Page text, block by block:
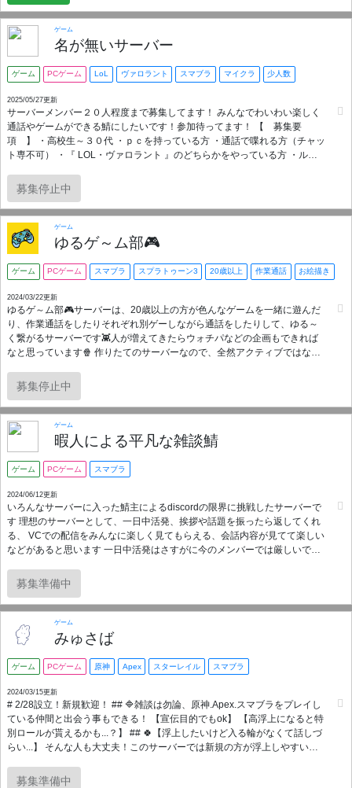
ゲーム
名が無いサーバー
ゲーム PCゲーム LoL ヴァロラント スマブラ マイクラ 少人数
2025/05/27更新
サーバーメンバー２０人程度まで募集してます！ みんなでわいわい楽しく
通話やゲームができる鯖にしたいです！参加待ってます！ 【 募集要
項 】 ・高校生～３０代 ・ｐｃを持っている方 ・通話で喋れる方（チャッ
ト専不可） ・『 LOL・ヴァロラント 』のどちらかをやっている方 ・ルー
てください 〉
募集停止中
ゲーム
ゆるゲ～ム部🎮
ゲーム PCゲーム スマブラ スプラトゥーン3 20歳以上 作業通話 お絵描き
2024/03/22更新
ゆるゲ～ム部🎮サーバーは、20歳以上の方が色んなゲームを一緒に遊んだ
り、作業通話をしたりそれぞれ別ゲーしながら通話をしたりして、ゆる～
く繋がるサーバーです👾人が増えてきたらウォチパなどの企画もできれば
なと思っています🍿 作りたてのサーバーなので、全然アクティブではない
ジはオフにしてあるので、とりあえず覗いて合わなければ即抜けてもOKで
すのでどなたもお気軽に～！ 今のところマルチはスプラ3(バトル/サモラ
ン)、アモアス、Apex、Party Animals、Unrailed、Lethal Company、モン
ハンやスマブラなどの募集を立てようかな～と思っています！ 管理人は趣
味のお絵描きやBlenderいじりで作業通話にも入り浸る予定ですのでものづ
くりや作業をする方も大歓迎です！😊
募集停止中
ゲーム
暇人による平凡な雑談鯖
ゲーム PCゲーム スマブラ
2024/06/12更新
いろんなサーバーに入った鯖主によるdiscordの限界に挑戦したサーバーで
す 理想のサーバーとして、一日中活発、挨拶や話題を振ったら返してくれ
る、 VCでの配信をみんなに楽しく見てもらえる、会話内容が見てて楽しい
などがあると思います 一日中活発はさすがに今のメンバーでは厳しいです
る立場にあるので 選んでよかった！ここのメンバーでいたい！ と思われる
ように、皆さんの要望もどんどん聞いて、実行していきます！ どうぞご参
加よろしくお願いします。
募集準備中
ゲーム
みゅさば
ゲーム PCゲーム 原神 Apex スターレイル スマブラ
2024/03/15更新
# 2/28設立！新規歓迎！ ## 🔷雑談は勿論、原神.Apex.スマブラをプレイし
ている仲間と出会う事もできる！ 【宣伝目的でもok】 【高浮上になると特
別ロールが貰えるかも...？】 ## 🍀【浮上したいけど入る輪がなくて話しづ
らい...】 そんな人も大丈夫！このサーバーでは新規の方が浮上しやすいよ
しでも話しやすくします！ ぜひ一緒に遊びましょう！ ### Join server↓
募集準備中